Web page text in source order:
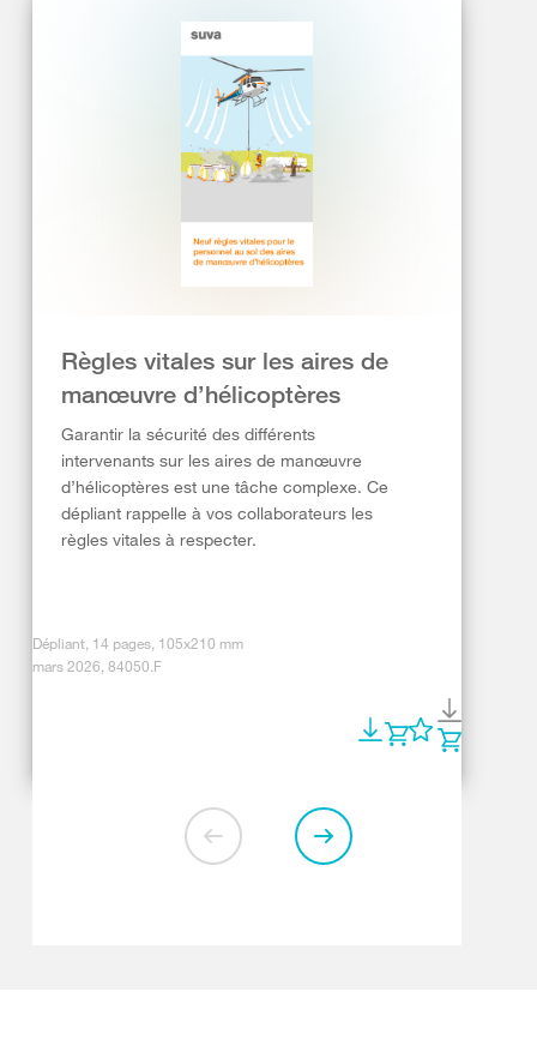
Règles vitales sur les aires de
manœuvre d’hélicoptères
Garantir la sécurité des différents
intervenants sur les aires de manœuvre
d’hélicoptères est une tâche complexe. Ce
dépliant rappelle à vos collaborateurs les
règles vitales à respecter.
Dépliant, 14 pages, 105x210 mm
mars 2026, 84050.F